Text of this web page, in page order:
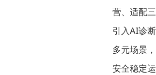
营、适配
引入AI诊
多元场景
安全稳定运